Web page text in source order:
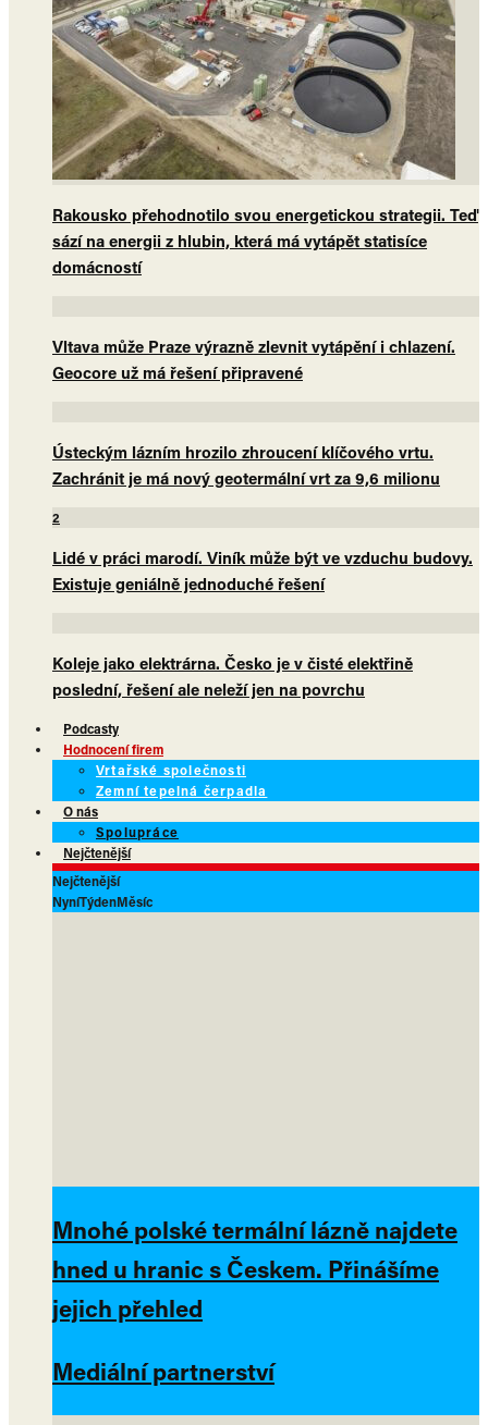
Rakousko přehodnotilo svou energetickou strategii. Teď
sází na energii z hlubin, která má vytápět statisíce
domácností
Vltava může Praze výrazně zlevnit vytápění i chlazení.
Geocore už má řešení připravené
Ústeckým lázním hrozilo zhroucení klíčového vrtu.
Zachránit je má nový geotermální vrt za 9,6 milionu
2
Lidé v práci marodí. Viník může být ve vzduchu budovy.
Existuje geniálně jednoduché řešení
Koleje jako elektrárna. Česko je v čisté elektřině
poslední, řešení ale neleží jen na povrchu
Podcasty
Hodnocení firem
Vrtařské společnosti
Zemní tepelná čerpadla
O nás
Spolupráce
Nejčtenější
Nejčtenější
NyníTýdenMěsíc
Mnohé polské termální lázně najdete
hned u hranic s Českem. Přinášíme
jejich přehled
Mediální partnerství